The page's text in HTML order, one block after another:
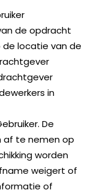
de opdracht
locatie van de
in
De
af te nemen op
worden
weigert of
of